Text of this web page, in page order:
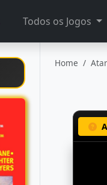
Todos os Jogos
Home